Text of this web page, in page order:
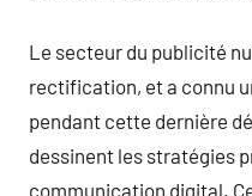
Le secteur du publicité
rectification, et a connu
pendant cette dernière
dessinent les stratégies
communication digital.